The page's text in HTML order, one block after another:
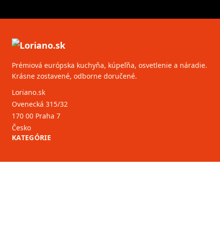
Prémiová európska kuchyňa, kúpeľňa, osvetlenie a náradie.
Krásne zostavené, odborne doručené.
Loriano.sk
Ovenecká 315/32
170 00 Praha 7
Česko
KATEGÓRIE